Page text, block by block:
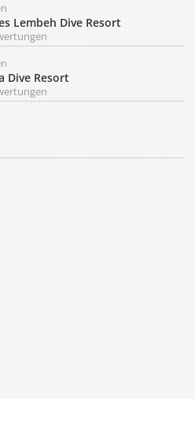
Lembeh Dive Resort
Dive Resort